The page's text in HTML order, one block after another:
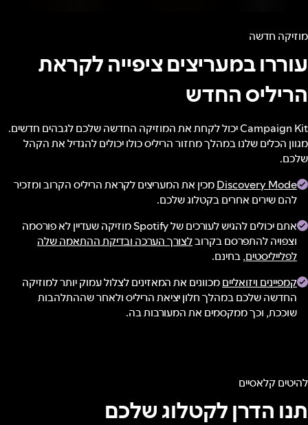
מוזיקה חדשה
עוררו במעריצים ציפייה לקראת
הריליס החדש
Campaign Kit יכול לקחת את המוזיקה החדשה שלכם לגבהים חדשים.
מגוון הכלים שלנו במהלך מחזור הריליס כולו יכולים להגדיל את הקהל
שלכם.
Discovery Modeמכין את המעריצים לקראת הריליס הקרוב ומזכיר
להם שירים אחרים בקטלוג שלכם.
אתם יכולים להגיש לעורכים של Spotify מוזיקה שעדיין לא פורסמה
וצפויה להתפרסם בקרובלצורך הערכה ובדיקת ההתאמה שלה
לפלייליסטים, בחינם.
קמפיינים ויזואלייםמכוונים את המאזינים לצלול עמוק יותר למוזיקה
החדשה שלכם במהלך חלון יציאת הריליס ולאחר שההתלהבות
שוככת, וכך ממקסמים את המעורבות בה.
להיטים קלאסיים
תנו הדרן לקטלוג שלכם